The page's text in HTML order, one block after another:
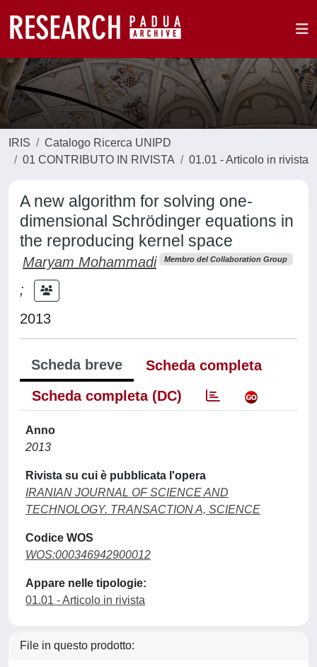
IRIS
Catalogo Ricerca UNIPD
01 CONTRIBUTO IN RIVISTA
01.01 - Articolo in rivista
A new algorithm for solving one-
dimensional Schrödinger equations in
the reproducing kernel space
Maryam Mohammadi Membro del Collaboration Group
;
2013
Scheda breve
Scheda completa
Scheda completa (DC)
Anno
2013
Rivista su cui è pubblicata l'opera
IRANIAN JOURNAL OF SCIENCE AND
TECHNOLOGY. TRANSACTION A, SCIENCE
Codice WOS
WOS:000346942900012
Appare nelle tipologie:
01.01 - Articolo in rivista
File in questo prodotto: